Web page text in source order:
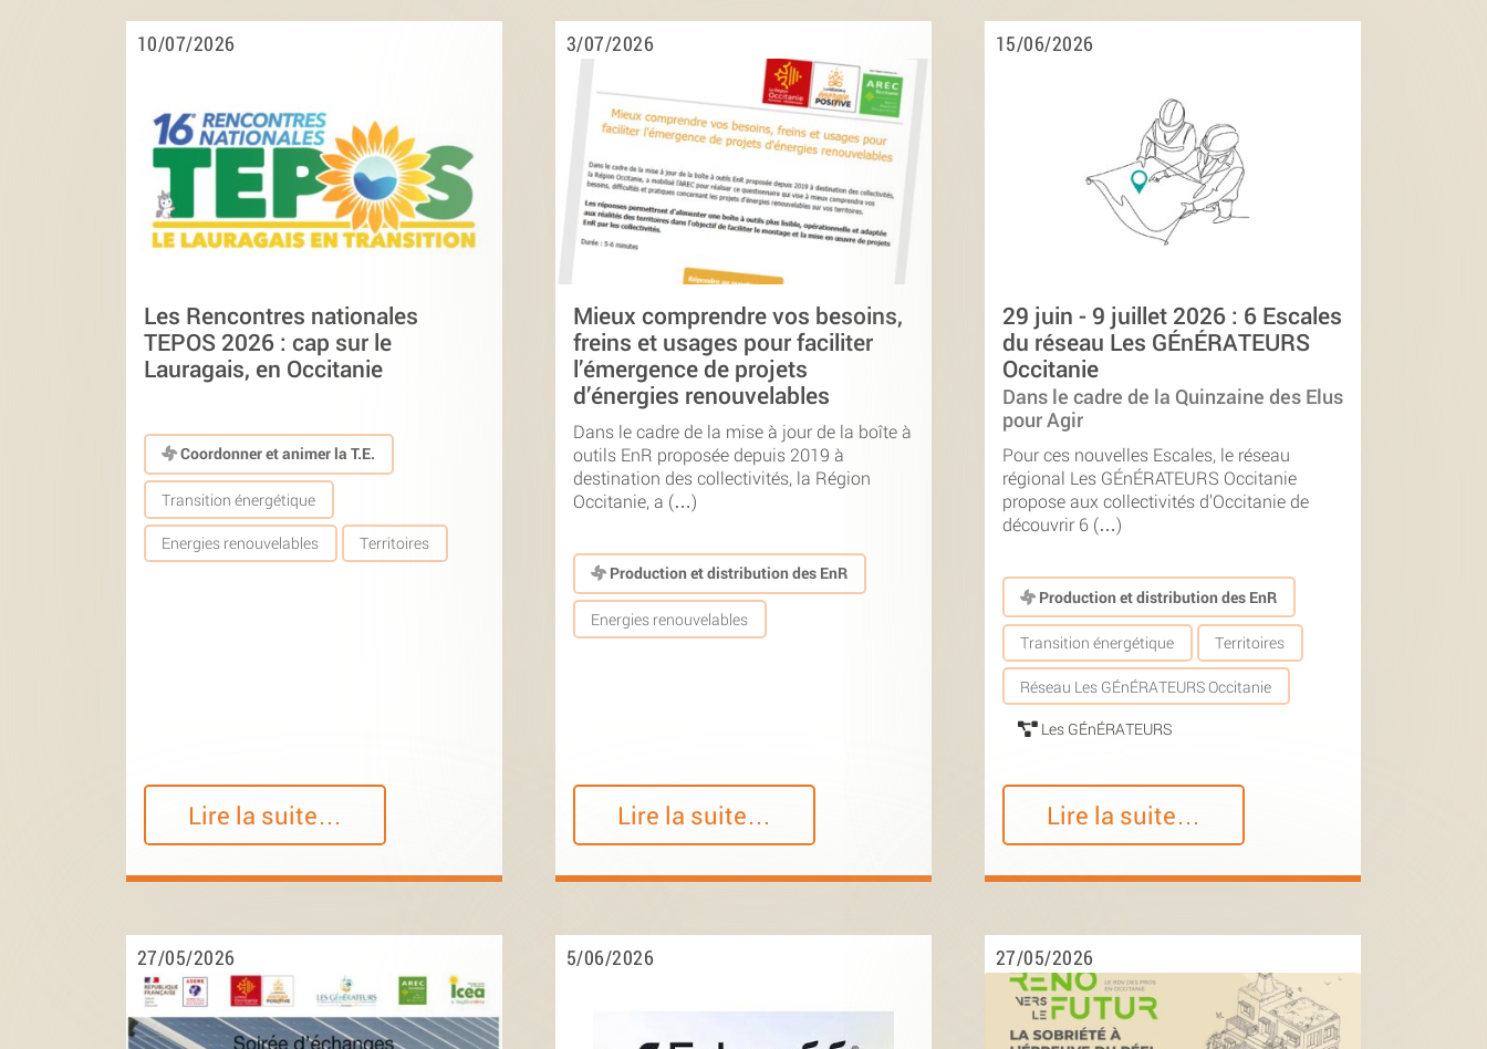
10/07/2026
Les Rencontres nationales
TEPOS 2026 : cap sur le
Lauragais, en Occitanie
Coordonner et animer la T.E.
Transition énergétique
Energies renouvelables Territoires
Lire la suite…
3/07/2026
Mieux comprendre vos besoins,
freins et usages pour faciliter
l’émergence de projets
d’énergies renouvelables
Dans le cadre de la mise à jour de la boîte à
outils EnR proposée depuis 2019 à
destination des collectivités, la Région
Occitanie, a (…)
Production et distribution des EnR
Energies renouvelables
Lire la suite…
15/06/2026
29 juin - 9 juillet 2026 : 6 Escales
du réseau Les GÉnÉRATEURS
Occitanie
Dans le cadre de la Quinzaine des Elus
pour Agir
Pour ces nouvelles Escales, le réseau
régional Les GÉnÉRATEURS Occitanie
propose aux collectivités d’Occitanie de
découvrir 6 (…)
Production et distribution des EnR
Transition énergétique Territoires
Réseau Les GÉnÉRATEURS Occitanie
Les GÉnÉRATEURS
Lire la suite…
27/05/2026 5/06/2026 27/05/2026